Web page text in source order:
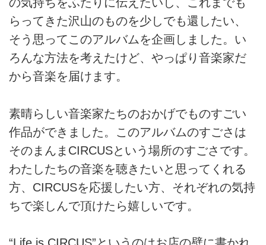
の気持ちをふたりに伝えたいし、これまでも
らってきた沢山のものを少しでも還したい、
そう思ってこのアルバムを企画しました。い
ろんな方法を考えたけど、やっぱり音楽家だ
から音楽を届けます。
素晴らしい音楽家たちのおかげでものすごい
作品ができました。このアルバムのすごさは
そのまんまCIRCUSという場所のすごさです。
わたしたちの音楽を聴きたいと思ってくれる
方、CIRCUSを応援したい方、それぞれの気持
ちで楽しんで頂けたら嬉しいです。